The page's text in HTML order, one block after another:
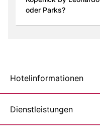
oder Parks?
Hotelinformationen
Dienstleistungen